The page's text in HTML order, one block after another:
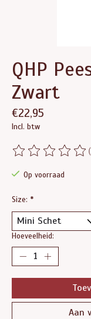
QHP
Zwart
€22,95
Incl. btw
De beoordeling
Op voorraad
Size: *
Hoeveelheid:
Aan